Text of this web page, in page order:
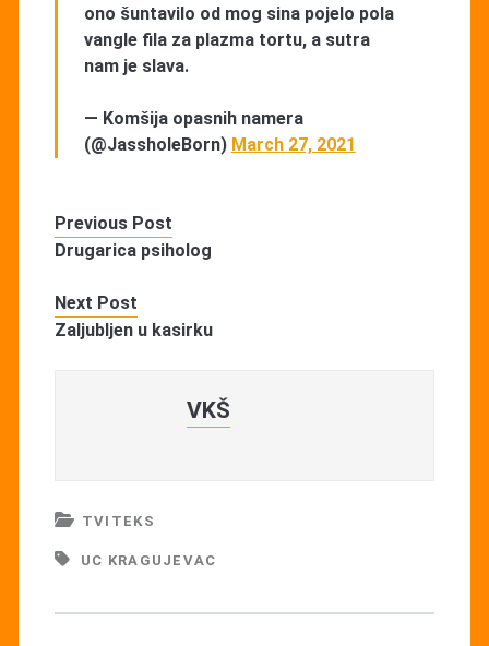
ono šuntavilo od mog sina pojelo pola
vangle fila za plazma tortu, a sutra
nam je slava.
— Komšija opasnih namera
(@JassholeBorn) March 27, 2021
Previous Post
Drugarica psiholog
Next Post
Zaljubljen u kasirku
VKŠ
TVITEKS
UC KRAGUJEVAC